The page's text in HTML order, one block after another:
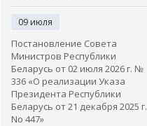
09 июля
Постановление Совета
Министров Республики
Беларусь от 02 июля 2026 г. №
336 «О реализации Указа
Президента Республики
Беларусь от 21 декабря 2025 г.
No 447»